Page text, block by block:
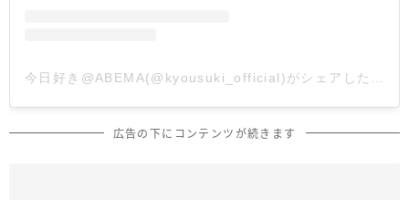
広告の下にコンテンツが続きます